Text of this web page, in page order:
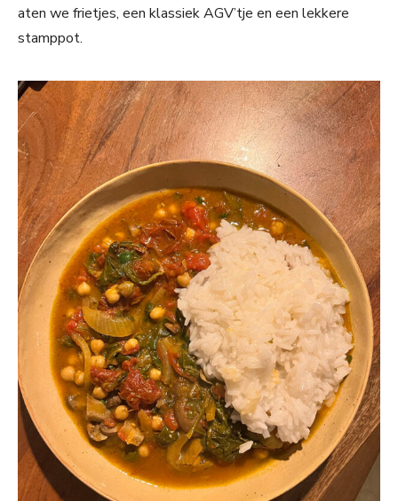
aten we frietjes, een klassiek AGV’tje en een lekkere
stamppot.